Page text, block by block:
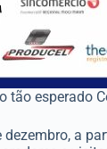
tão esperado
a